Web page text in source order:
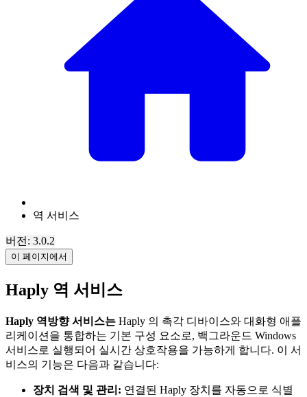
역 서비스
버전: 3.0.2
이 페이지에서
Haply 역 서비스
Haply 역방향 서비스는 Haply 의 촉각 디바이스와 대화형 애플
리케이션을 통합하는 기본 구성 요소로, 백그라운드 Windows
서비스로 실행되어 실시간 상호작용을 가능하게 합니다. 이 서
비스의 기능은 다음과 같습니다:
장치 검색 및 관리: 연결된 Haply 장치를 자동으로 식별